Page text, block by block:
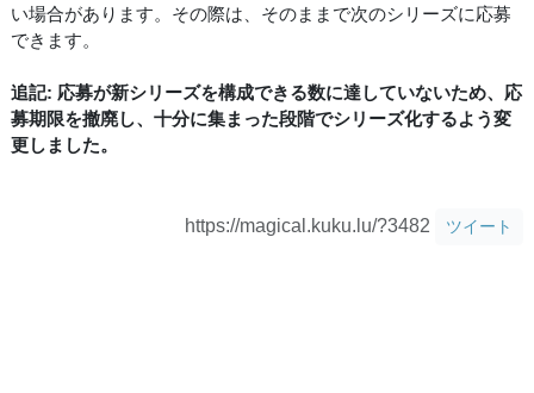
い場合があります。その際は、そのままで次のシリーズに応募
できます。
追記: 応募が新シリーズを構成できる数に達していないため、応
募期限を撤廃し、十分に集まった段階でシリーズ化するよう変
更しました。
https://magical.kuku.lu/?3482 ツイート